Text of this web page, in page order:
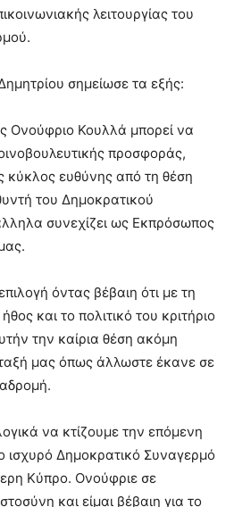
λειτουργίας του
σημείωσε τα εξής:
Ονούφριο Κουλλά μπορεί να
προσφοράς,
κύκλος ευθύνης από τη θέση
του Δημοκρατικού
συνεχίζει ως Εκπρόσωπος
όντας βέβαιη ότι με τη
και το πολιτικό του κριτήριο
την καίρια θέση ακόμη
μας όπως άλλωστε έκανε σε
να κτίζουμε την επόμενη
ισχυρό Δημοκρατικό Συναγερμό
Κύπρο. Ονούφριε σε
και είμαι βέβαιη για το